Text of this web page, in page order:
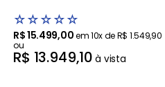
☆☆☆☆☆
R$15.499,00em10x deR$ 1.549,90
ou
R$ 13.949,10 à vista